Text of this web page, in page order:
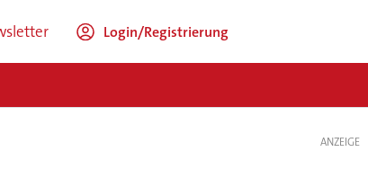
Login/Registrierung
ANZEIGE